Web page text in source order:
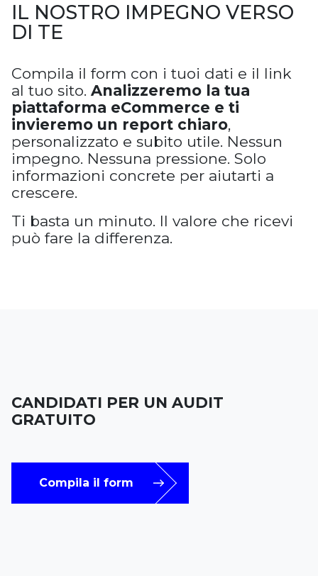
IL NOSTRO IMPEGNO VERSO
DI TE
Compila il form con i tuoi dati e il link
al tuo sito. Analizzeremo la tua
piattaforma eCommerce e ti
invieremo un report chiaro,
personalizzato e subito utile. Nessun
impegno. Nessuna pressione. Solo
informazioni concrete per aiutarti a
crescere.
Ti basta un minuto. Il valore che ricevi
può fare la differenza.
CANDIDATI PER UN AUDIT
GRATUITO
Compila il form